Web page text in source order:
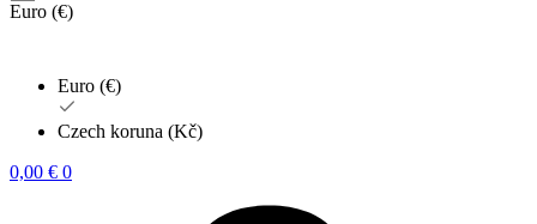
Euro (€)
Euro (€)
Czech koruna (Kč)
0,00 € 0